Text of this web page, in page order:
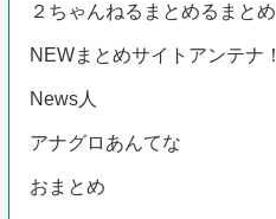
２ちゃんねるまとめるまとめ
NEWまとめサイトアンテナ！
News人
アナグロあんてな
おまとめ